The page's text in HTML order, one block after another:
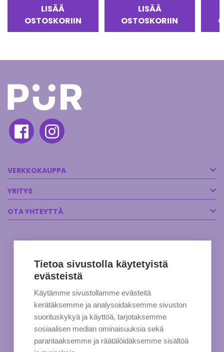
LISÄÄ
OSTOSKORIIN
LISÄÄ
OSTOSKORIIN
VERKKOKAUPPA
YRITYS
OTA YHTEYTTÄ
Tietoa sivustolla käytetyistä
evästeistä
Käytämme sivustollamme evästeitä
kerätäksemme ja analysoidaksemme sivuston
suorituskykyä ja käyttöä, tarjotaksemme
sosiaalisen median ominaisuuksia sekä
parantaaksemme ja räätälöidäksemme sisältöä